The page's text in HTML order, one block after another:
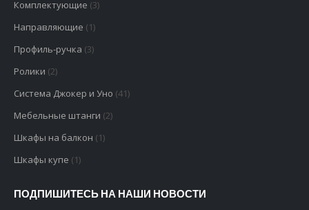
Комплектующие (3)
Направляющие (1)
Профиль-ручка (3)
Ролики (2)
Система Джокер и Уно (41)
Мебельные штанги (2)
Шкафы на балкон (1)
Шкафы купе (1)
ПОДПИШИТЕСЬ НА НАШИ НОВОСТИ